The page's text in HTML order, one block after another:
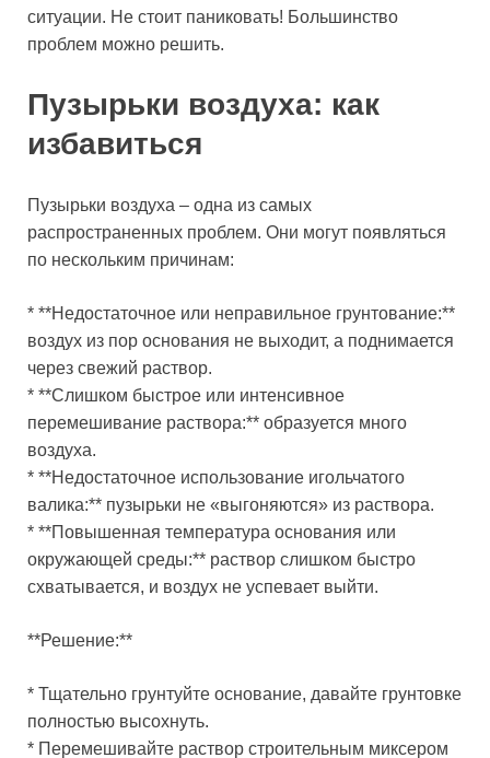
ситуации. Не стоит паниковать! Большинство
проблем можно решить.
Пузырьки воздуха: как
избавиться
Пузырьки воздуха – одна из самых
распространенных проблем. Они могут появляться
по нескольким причинам:
* **Недостаточное или неправильное грунтование:**
воздух из пор основания не выходит, а поднимается
через свежий раствор.
* **Слишком быстрое или интенсивное
перемешивание раствора:** образуется много
воздуха.
* **Недостаточное использование игольчатого
валика:** пузырьки не «выгоняются» из раствора.
* **Повышенная температура основания или
окружающей среды:** раствор слишком быстро
схватывается, и воздух не успевает выйти.
**Решение:**
* Тщательно грунтуйте основание, давайте грунтовке
полностью высохнуть.
* Перемешивайте раствор строительным миксером